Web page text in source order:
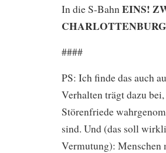
In die S-Bahn EINS!
####
PS: Ich finde das auch
Verhalten trägt dazu
Störenfriede
sind. Und (das soll
Vermutung): Menschen